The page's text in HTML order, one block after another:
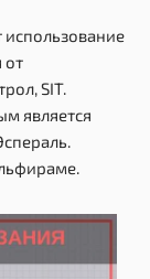
от
SIT.
является